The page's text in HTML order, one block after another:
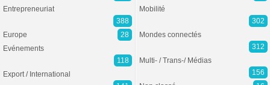
Entrepreneuriat
388
Europe
28
Evénements
118
Export / International
Mobilité
302
Mondes connectés
312
Multi- / Trans-/ Médias
156